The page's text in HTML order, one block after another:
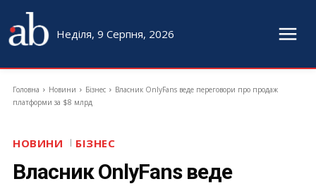
Неділя, 9 Серпня, 2026
Головна Новини Бізнес
Власник OnlyFans веде переговори про продаж
платформи за $8 млрд
НОВИНИ БІЗНЕС
Власник OnlyFans веде